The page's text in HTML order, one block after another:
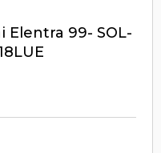
Elentra 99- SOL-